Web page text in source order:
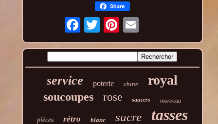
Share
service poterie chine royal
soucoupes rose saucers morceau
pièces rétro blanc sucre tasses